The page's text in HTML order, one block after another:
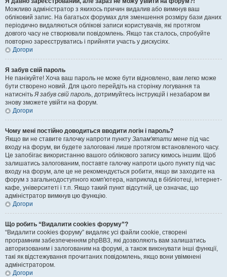
Можливо адміністратор з якихось причин видалив або вимкнув ваш
обліковий запис. На багатьох форумах для зменшення розміру бази даних
періодично видаляються облікові записи користувачів, які протягом
довгого часу не створювали повідомлень. Якщо так сталось, спробуйте
повторно зареєструватись і прийняти участь у дискусіях.
Догори
Я забув свій пароль
Не панікуйте! Хоча ваш пароль не може бути відновлено, вам легко може
бути створено новий. Для цього перейдіть на сторінку логування та
натиснітьЯ забув свій пароль, дотримуйтесь інструкцій і незабаром ви
знову зможете увійти на форум.
Догори
Чому мені постійно доводиться вводити логін і пароль?
Якщо ви не ставите галочку напроти пункту Запам'ятати мене під час
входу на форум, ви будете залоговані лише протягом встановленого часу.
Це запобігає використанню вашого облікового запису кимось іншим. Щоб
залишатись залогованим, поставте галочку напроти цього пункту під час
входу на форум, але це не рекомендується робити, якщо ви заходите на
форум з загальнодоступного комп'ютера, наприклад в бібліотеці, інтернет-
кафе, університеті і т.п. Якщо такий пункт відсутній, це означає, що
адміністратор вимкнув цю функцію.
Догори
Що робить “Видалити cookies форуму”?
“Видалити cookies форуму” видаляє усі файли cookie, створені
програмним забезпеченням phpBB3, які дозволяють вам залишатись
авторизованим і залогованим на форумі, а також виконувати інші функції,
такі як відстежування прочитаних повідомлень, якщо вони увімкнені
адміністратором.
Догори